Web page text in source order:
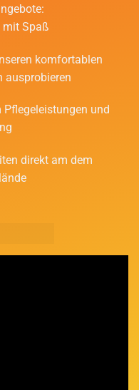
mit Spaß
komfortablen
ausprobieren
und
direkt am dem